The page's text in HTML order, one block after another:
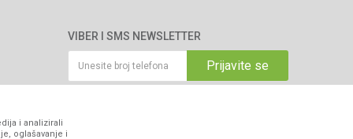
VIBER I SMS NEWSLETTER
Prijavite se
i analizirali
oglašavanje i